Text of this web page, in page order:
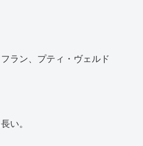
ラン、プティ・ヴェルド
い。